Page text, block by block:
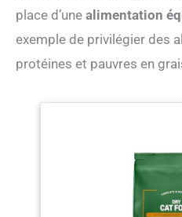
place d’une alimentation
exemple de privilégier des
protéines et pauvres en